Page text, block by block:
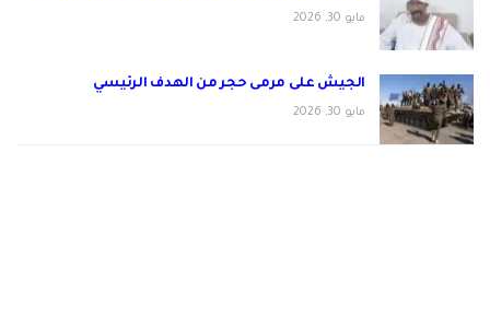
مايو 30, 2026
الجيش على مرمى حجر من الهدف الرئيسي
مايو 30, 2026